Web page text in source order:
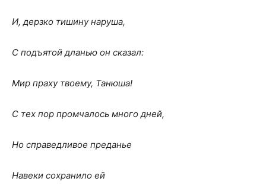
И, дерзко тишину наруша,
С подъятой дланью он сказал:
Мир праху твоему, Танюша!
С тех пор промчалось много дней,
Но справедливое преданье
Навеки сохранило ей